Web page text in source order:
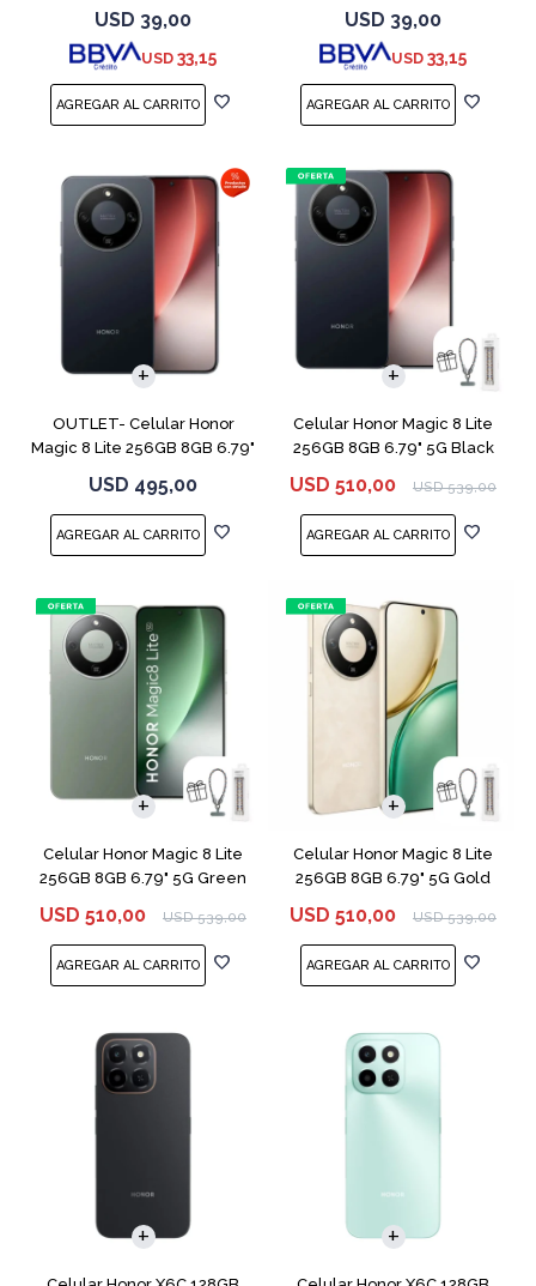
USD 39,00
USD 33,15
USD 39,00
USD 33,15
OUTLET- Celular Honor
Magic 8 Lite 256GB 8GB 6.79"
USD 495,00
Celular Honor Magic 8 Lite
256GB 8GB 6.79" 5G Black
USD 510,00 USD 539,00
COMPARAR
Celular Honor Magic 8 Lite
256GB 8GB 6.79" 5G Green
USD 510,00 USD 539,00
COMPARAR
Celular Honor Magic 8 Lite
256GB 8GB 6.79" 5G Gold
USD 510,00 USD 539,00
COMPARAR
COMPARAR COMPARAR